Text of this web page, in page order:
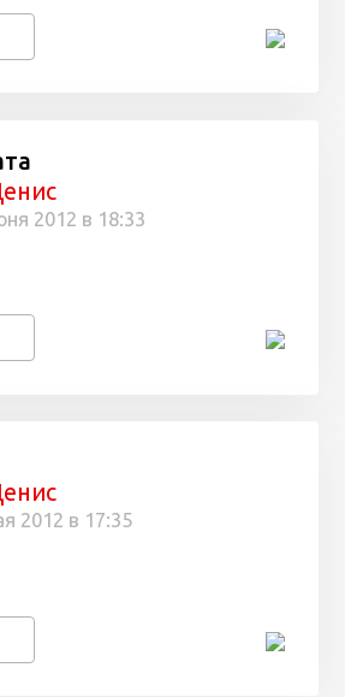
2012 в 18:33
2012 в 17:35